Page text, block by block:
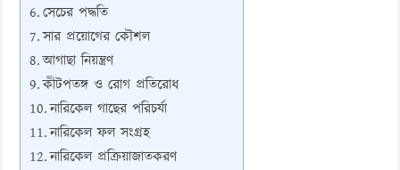
সেচের পদ্ধতি
সার প্রয়োগের কৌশল
আগাছা নিয়ন্ত্রণ
কীটপতঙ্গ ও রোগ প্রতিরোধ
নারিকেল গাছের পরিচর্যা
নারিকেল ফল সংগ্রহ
নারিকেল প্রক্রিয়াজাতকরণ